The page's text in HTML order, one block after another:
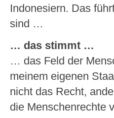
Indonesiern. Das
sind …
… das stimmt …
… das Feld der
meinem eigenen
nicht das Recht,
die Menschenrechte